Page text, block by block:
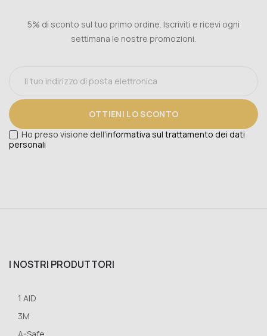
5% di sconto sul tuo primo ordine. Iscriviti e ricevi ogni
settimana le nostre promozioni.
OTTIENI LO SCONTO
Ho preso visione dell'informativa sul trattamento dei dati
personali
I NOSTRI PRODUTTORI
1 AID
3M